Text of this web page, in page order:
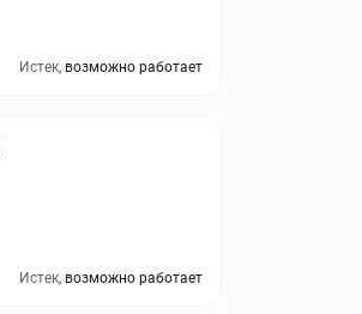
Истек, возможно работает
Истек, возможно работает